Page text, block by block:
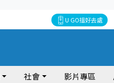
U GO搵好去處
社會 影片專區